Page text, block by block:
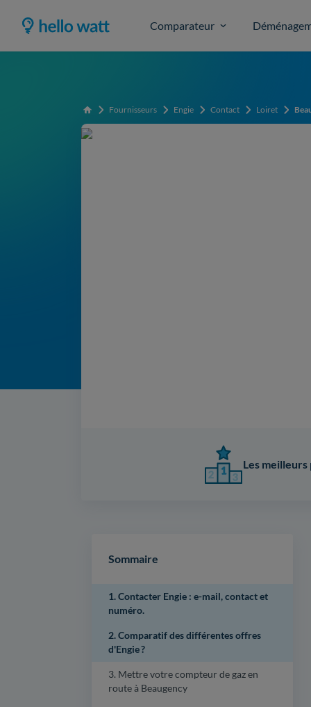
Comparateur
Accueil Fournisseurs Engie Contact Loiret
Les meilleurs
Sommaire
1. Contacter Engie : e-mail, contact et
numéro.
2. Comparatif des différentes offres
d'Engie ?
3. Mettre votre compteur de gaz en
route à Beaugency